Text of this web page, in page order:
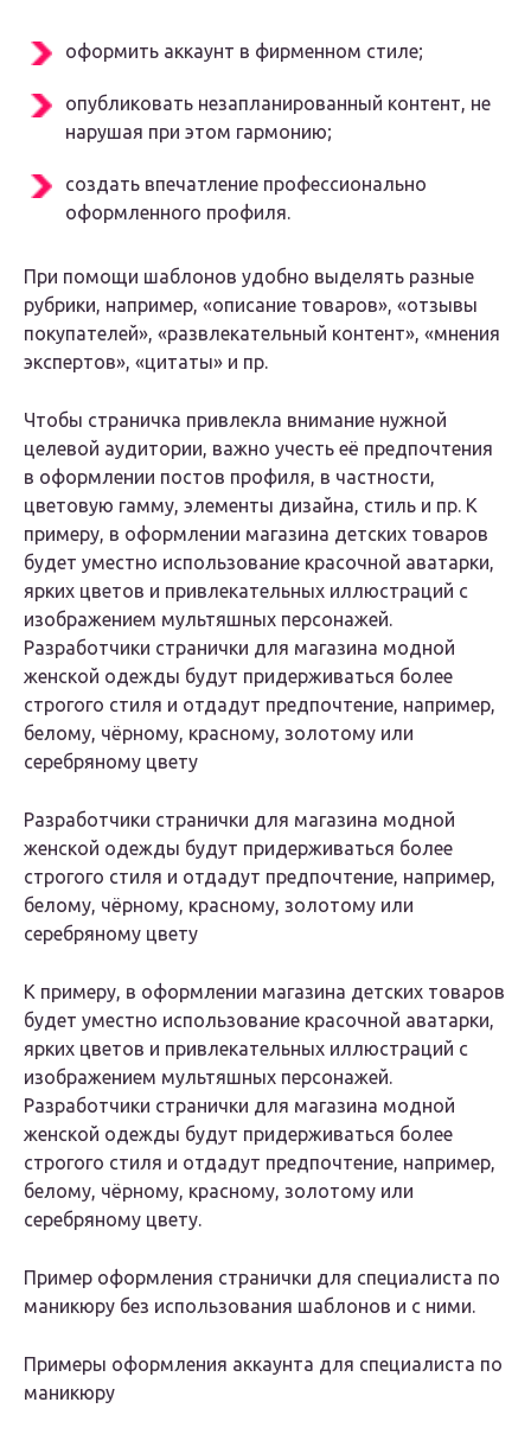
оформить аккаунт в фирменном стиле;
опубликовать незапланированный контент, не
нарушая при этом гармонию;
создать впечатление профессионально
оформленного профиля.
При помощи шаблонов удобно выделять разные
рубрики, например, «описание товаров», «отзывы
покупателей», «развлекательный контент», «мнения
экспертов», «цитаты» и пр.
Чтобы страничка привлекла внимание нужной
целевой аудитории, важно учесть её предпочтения
в оформлении постов профиля, в частности,
цветовую гамму, элементы дизайна, стиль и пр. К
примеру, в оформлении магазина детских товаров
будет уместно использование красочной аватарки,
ярких цветов и привлекательных иллюстраций с
изображением мультяшных персонажей.
Разработчики странички для магазина модной
женской одежды будут придерживаться более
строгого стиля и отдадут предпочтение, например,
белому, чёрному, красному, золотому или
серебряному цвету
Разработчики странички для магазина модной
женской одежды будут придерживаться более
строгого стиля и отдадут предпочтение, например,
белому, чёрному, красному, золотому или
серебряному цвету
К примеру, в оформлении магазина детских товаров
будет уместно использование красочной аватарки,
ярких цветов и привлекательных иллюстраций с
изображением мультяшных персонажей.
Разработчики странички для магазина модной
женской одежды будут придерживаться более
строгого стиля и отдадут предпочтение, например,
белому, чёрному, красному, золотому или
серебряному цвету.
Пример оформления странички для специалиста по
маникюру без использования шаблонов и с ними.
Примеры оформления аккаунта для специалиста по
маникюру